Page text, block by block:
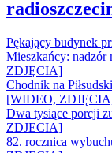
Pękający budynek
Mieszkańcy: nadzór
ZDJĘCIA]
Chodnik na
[WIDEO,
Dwa tysiące porcji
ZDJECIA]
82. rocznica